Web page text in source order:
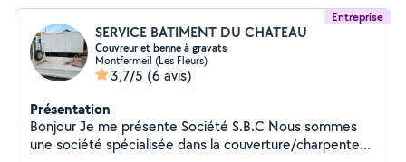
Entreprise
SERVICE BATIMENT DU CHATEAU
Couvreur et benne à gravats
Montfermeil (Les Fleurs)
3,7/5 (6 avis)
Présentation
Bonjour Je me présente Société S.B.C Nous sommes
une société spécialisée dans la couverture/charpente